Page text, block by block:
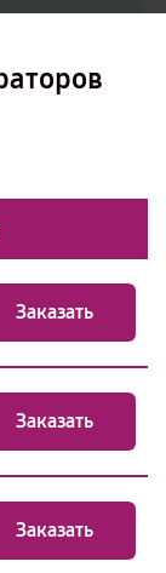
Заказать
Заказать
Заказать